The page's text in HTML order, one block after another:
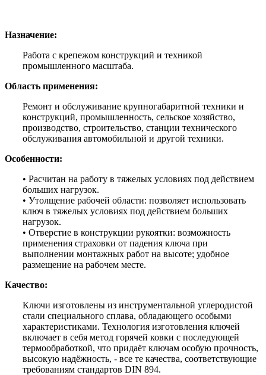
Назначение:
Работа с крепежом конструкций и техникой
промышленного масштаба.
Область применения:
Ремонт и обслуживание крупногабаритной техники и
конструкций, промышленность, сельское хозяйство,
производство, строительство, станции технического
обслуживания автомобильной и другой техники.
Особенности:
• Расчитан на работу в тяжелых условиях под действием
больших нагрузок.
• Утолщение рабочей области: позволяет использовать
ключ в тяжелых условиях под действием больших
нагрузок.
• Отверстие в конструкции рукоятки: возможность
применения страховки от падения ключа при
выполнении монтажных работ на высоте; удобное
размещение на рабочем месте.
Качество:
Ключи изготовлены из инструментальной углеродистой
стали специального сплава, обладающего особыми
характеристиками. Технология изготовления ключей
включает в себя метод горячей ковки с последующей
термообработкой, что придаёт ключам особую прочность,
высокую надёжность, - все те качества, соответствующие
требованиям стандартов DIN 894.